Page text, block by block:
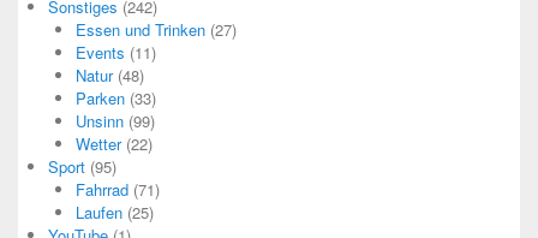
Sonstiges (242)
Essen und Trinken(27)
Events (11)
Natur(48)
Parken(33)
Unsinn(99)
Wetter(22)
Sport (95)
Fahrrad(71)
Laufen(25)